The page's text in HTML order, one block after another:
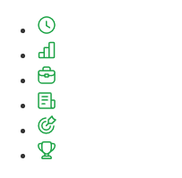
+7 (343) 226-06-71